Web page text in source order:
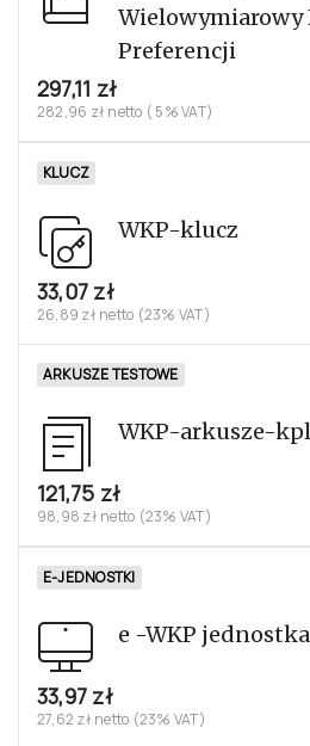
Wielowymiarowy
Preferencji
297,11 zł
282,96 zł netto ( 5% VAT)
KLUCZ
WKP-klucz
33,07 zł
26,89 zł netto (23% VAT)
ARKUSZE TESTOWE
WKP-arkusze-
121,75 zł
98,98 zł netto (23% VAT)
E-JEDNOSTKI
e -WKP
33,97 zł
27,62 zł netto (23% VAT)